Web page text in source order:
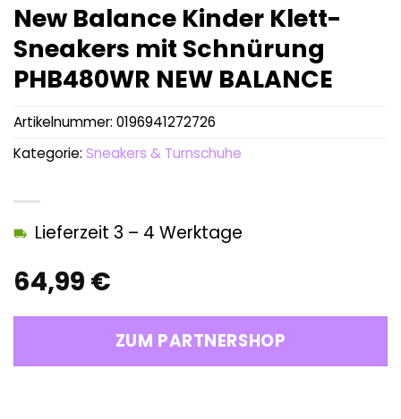
New Balance Kinder Klett-
Sneakers mit Schnürung
PHB480WR NEW BALANCE
64,99 €
Lieferzeit 3 – 4 Werktage
ZUM PARTNERSHOP
Artikelnummer: 0196941272726
Kategorie: Sneakers & Turnschuhe